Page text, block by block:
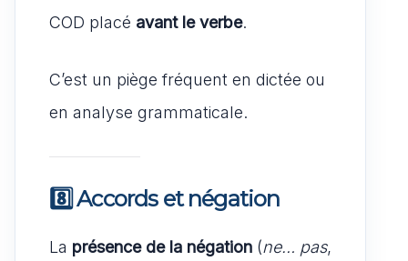
COD placé avant le verbe.
C’est un piège fréquent en dictée ou
en analyse grammaticale.
8️⃣ Accords et négation
La présence de la négation (ne… pas,